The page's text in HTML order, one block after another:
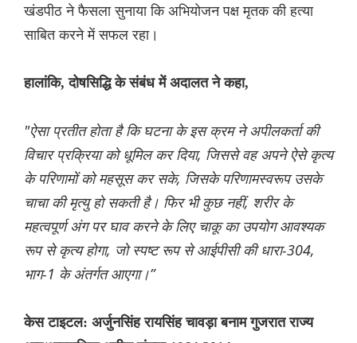
खंडपीठ ने फैसला सुनाया कि अभियोजन पक्ष मृतक की हत्या
साबित करने में सफल रहा।
हालांकि, दोषसिद्धि के संबंध में अदालत ने कहा,
"ऐसा प्रतीत होता है कि घटना के इस क्रम ने अपीलकर्ता की
विचार प्रक्रिया को धूमिल कर दिया, जिससे वह अपने ऐसे कृत्य
के परिणामों को महसूस कर सके, जिसके परिणामस्वरूप उसके
चाचा की मृत्यु हो सकती है। फिर भी कुछ नहीं, शरीर के
महत्वपूर्ण अंग पर घाव करने के लिए चाकू का उपयोग आवश्यक
रूप से कृत्य होगा, जो स्पष्ट रूप से आईपीसी की धारा-304,
भाग-1 के अंतर्गत आएगा।”
केस टाइटल: अर्जुनसिंह रायसिंह चावड़ा बनाम गुजरात राज्य